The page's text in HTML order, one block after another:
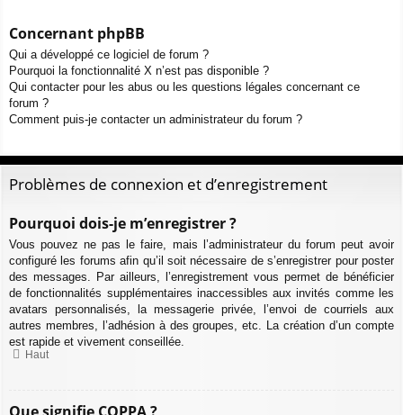
Concernant phpBB
Qui a développé ce logiciel de forum ?
Pourquoi la fonctionnalité X n’est pas disponible ?
Qui contacter pour les abus ou les questions légales concernant ce
forum ?
Comment puis-je contacter un administrateur du forum ?
Problèmes de connexion et d’enregistrement
Pourquoi dois-je m’enregistrer ?
Vous pouvez ne pas le faire, mais l’administrateur du forum peut avoir
configuré les forums afin qu’il soit nécessaire de s’enregistrer pour poster
des messages. Par ailleurs, l’enregistrement vous permet de bénéficier
de fonctionnalités supplémentaires inaccessibles aux invités comme les
avatars personnalisés, la messagerie privée, l’envoi de courriels aux
autres membres, l’adhésion à des groupes, etc. La création d’un compte
est rapide et vivement conseillée.
Haut